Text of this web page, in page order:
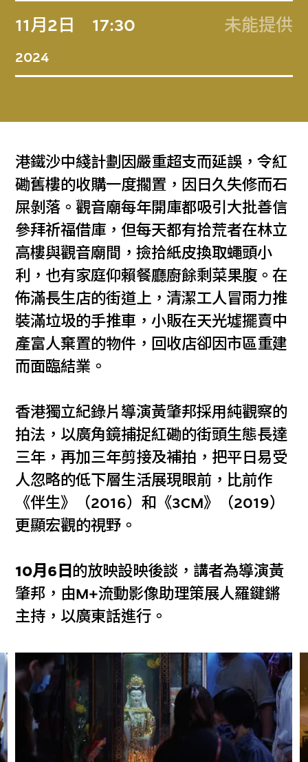
11月2日
2024
17:30 未能提供
港鐵沙中綫計劃因嚴重超支而延誤，令紅
磡舊樓的收購一度擱置，因日久失修而石
屎剝落。觀音廟每年開庫都吸引大批善信
參拜祈福借庫，但每天都有拾荒者在林立
高樓與觀音廟間，撿拾紙皮換取蠅頭小
利，也有家庭仰賴餐廳廚餘剩菜果腹。在
佈滿長生店的街道上，清潔工人冒雨力推
裝滿垃圾的手推車，小販在天光墟擺賣中
產富人棄置的物件，回收店卻因市區重建
而面臨結業。
香港獨立紀錄片導演黃肇邦採用純觀察的
拍法，以廣角鏡捕捉紅磡的街頭生態長達
三年，再加三年剪接及補拍，把平日易受
人忽略的低下層生活展現眼前，比前作
《伴生》（2016）和《3CM》（2019）
更顯宏觀的視野。
10月6日 的放映設映後談，講者為導演黃
肇邦，由M+流動影像助理策展人羅鍵鏘
主持，以廣東話進行。